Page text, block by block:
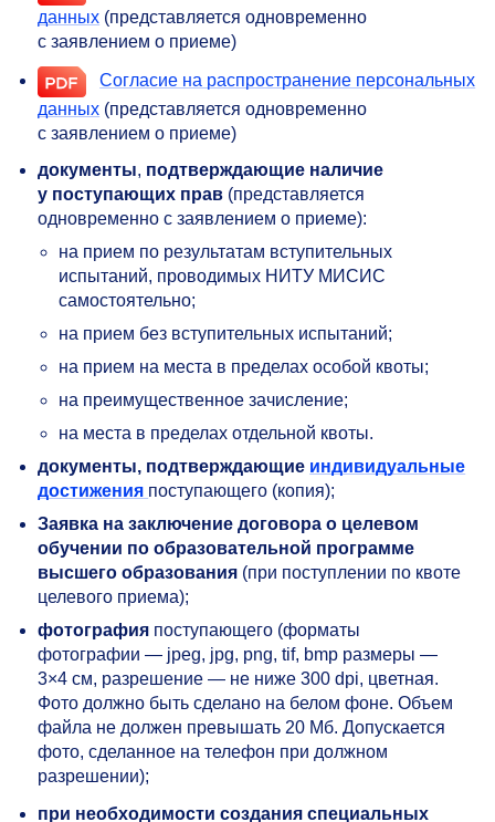
данных (представляется одновременно
с заявлением о приеме)
Согласие на распространение персональных
данных (представляется одновременно
с заявлением о приеме)
документы, подтверждающие наличие
у поступающих прав (представляется
одновременно с заявлением о приеме):
на прием по результатам вступительных
испытаний, проводимых НИТУ МИСИС
самостоятельно;
на прием без вступительных испытаний;
на прием на места в пределах особой квоты;
на преимущественное зачисление;
на места в пределах отдельной квоты.
документы, подтверждающие индивидуальные
достижения поступающего (копия);
Заявка на заключение договора о целевом
обучении по образовательной программе
высшего образования (при поступлении по квоте
целевого приема);
фотография поступающего (форматы
фотографии — jpeg, jpg, png, tif, bmp размеры —
3×4 см, разрешение — не ниже 300 dpi, цветная.
Фото должно быть сделано на белом фоне. Объем
файла не должен превышать 20 Мб. Допускается
фото, сделанное на телефон при должном
разрешении);
при необходимости создания специальных